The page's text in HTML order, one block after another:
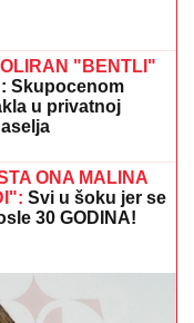
POSLOM
se javno:
U
više da ćuti,
Stankoviću i
mu titulu bivšeg